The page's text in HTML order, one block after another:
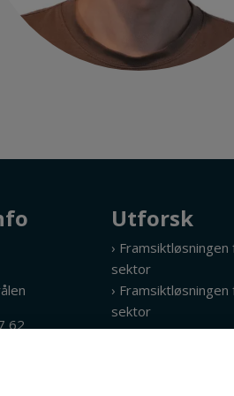
62
Utforsk
›
sektor
›
sektor
› Integrasjoner og